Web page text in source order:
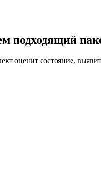
подходящий
оценит состояние,